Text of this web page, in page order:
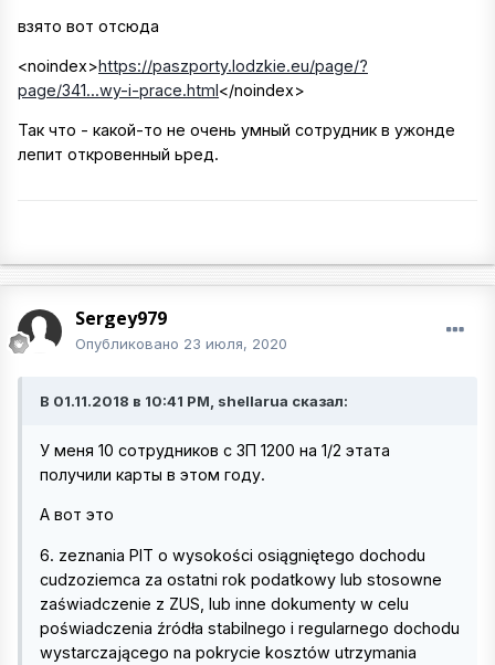
взято вот отсюда
<noindex>https://paszporty.lodzkie.eu/page/?
page/341...wy-i-prace.html</noindex>
Так что - какой-то не очень умный сотрудник в ужонде
лепит откровенный ьред.
Sergey979
Опубликовано 23 июля, 2020
В 01.11.2018 в 10:41 PM, shellarua сказал:
У меня 10 сотрудников с ЗП 1200 на 1/2 этата
получили карты в этом году.
А вот это
6. zeznania PIT o wysokości osiągniętego dochodu
cudzoziemca za ostatni rok podatkowy lub stosowne
zaświadczenie z ZUS, lub inne dokumenty w celu
poświadczenia źródła stabilnego i regularnego dochodu
wystarczającego na pokrycie kosztów utrzymania